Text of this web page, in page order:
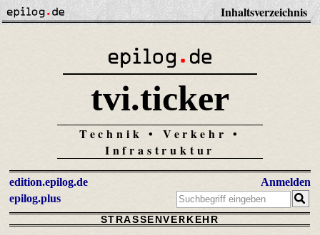
Inhaltsverzeichnis
tvi.ticker
Technik • Verkehr •
Infrastruktur
edition.epilog.de
epilog.plus
Anmelden
STRASSENVERKEHR